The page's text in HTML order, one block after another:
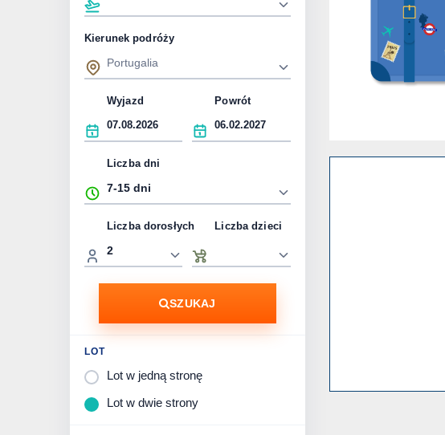
Kierunek podróży
Wyjazd Powrót
Liczba dni
Liczba dorosłych Liczba dzieci
SZUKAJ
LOT
Lot w jedną stronę
Lot w dwie strony